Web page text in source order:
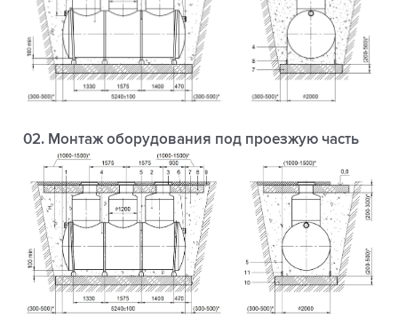
02. Монтаж оборудования под проезжую часть